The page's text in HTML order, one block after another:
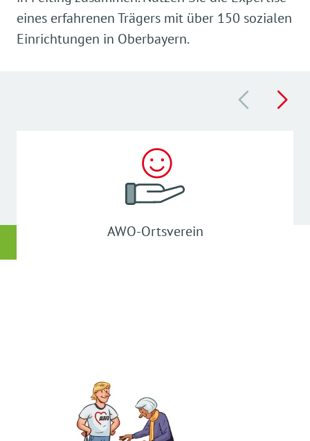
eines erfahrenen Trägers mit über 150 sozialen
Einrichtungen in Oberbayern.
AWO-Ortsverein